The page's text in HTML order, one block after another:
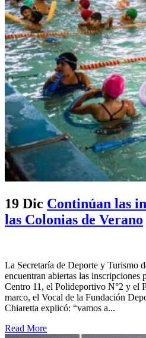
19 Dic Continúan las
las Colonias de Verano
La Secretaría de Deporte y Turismo
encuentran abiertas las inscripciones
Centro 11, el Polideportivo N°2 y el
marco, el Vocal de la Fundación
Chiaretta explicó: “vamos a...
Read More